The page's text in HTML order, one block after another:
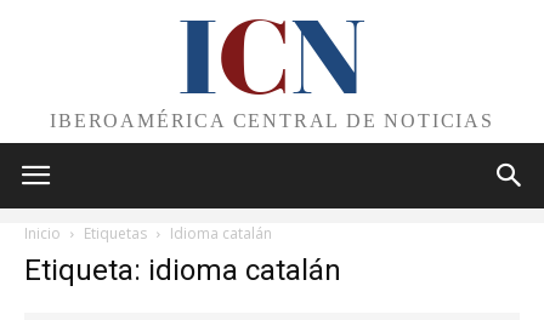
ICN
IBEROAMÉRICA CENTRAL DE NOTICIAS
Inicio Etiquetas Idioma catalán
Etiqueta: idioma catalán